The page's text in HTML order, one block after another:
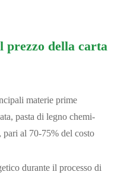
prezzo della carta
materie prime
pasta di legno chemi-
pari al 70-75% del costo
durante il processo di